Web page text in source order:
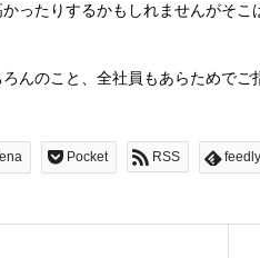
ったりするかもしれませんがそこ
んのこと、全社員もあらためでご
Pocket RSS feedly